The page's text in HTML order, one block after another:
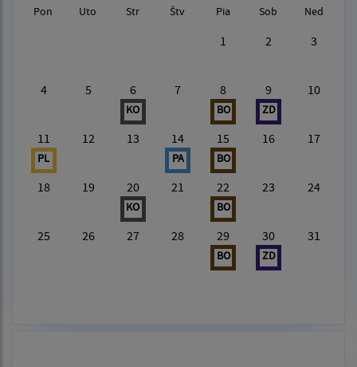
Pon Uto Str Štv Pia Sob Ned
1 2 3
4 5 6
KO
7 8
BO
9
ZD
10
11
PL
12 13 14
PA
15
BO
16 17
18 19 20
KO
21 22
BO
23 24
25 26 27 28 29
BO
30
ZD
31